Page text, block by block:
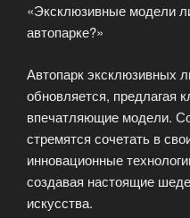
«Эксклюзивные модели
автопарке?»
Автопарк эксклюзивных
обновляется, предлагая
впечатляющие модели.
стремятся сочетать в
инновационные
создавая настоящие
искусства.